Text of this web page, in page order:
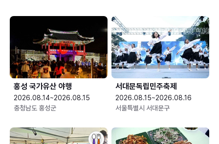
홍성 국가유산 야행
2026.08.14~2026.08.15
충청남도 홍성군
서대문독립민주축제
2026.08.15~2026.08.16
서울특별시 서대문구